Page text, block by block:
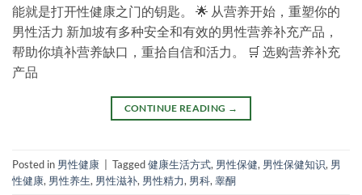
能就是打开性健康之门的钥匙。 🌟 从营养开始，重塑你的
男性活力 新加坡有多种安全和有效的男性营养补充产品，
帮助你填补营养缺口，重拾自信和活力。 🛒 选购营养补充
产品
CONTINUE READING →
Posted in 男性健康 Tagged健康生活方式, 男性保健, 男性保健知识, 男
性健康, 男性养生, 男性滋补, 男性精力, 男科, 睾酮